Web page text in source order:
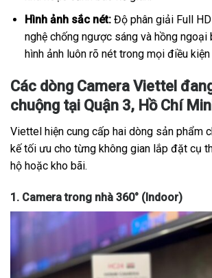
Hình ảnh sắc nét:Độ phân giải Full
nghệ chống ngược sáng và hồng ngoại
hình ảnh luôn rõ nét trong mọi điều kiện
Các dòng Camera Viettel
chuộng tại Quận 3, Hồ Chí
Viettel hiện cung cấp hai dòng sản phẩm
kế tối ưu cho từng không gian lắp đặt cụ
hộ hoặc kho bãi.
1. Camera trong nhà 360° (Indoor)